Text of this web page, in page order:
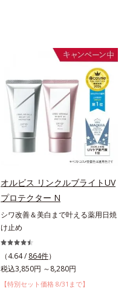
オルビス リンクルブライトUV
プロテクター N
シワ改善＆美白まで叶える薬用日焼
け止め
（4.64 / 864件）
税込3,850円 ～8,280円
【特別セット価格 8/31まで】